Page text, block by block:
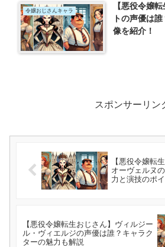
令嬢おじさんキャラ
【悪役令嬢
トの声優は
像を紹介！
スポンサーリン
【悪役令嬢転
オーヴェルヌ
力と演技のポ
【悪役令嬢転生おじさん】ヴィルジー
ル・ヴィエルジの声優は誰？キャラク
ターの魅力も解説